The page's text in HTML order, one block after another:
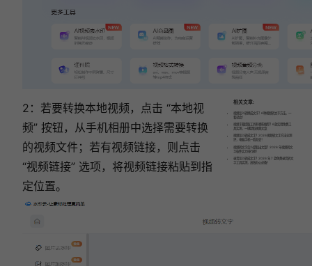
2：若要转换本地视频，点击 “本地视
频” 按钮，从手机相册中选择需要转换
的视频文件；若有视频链接，则点击
“视频链接” 选项，将视频链接粘贴到指
定位置。
搞
相关文章:
视频怎么转换成文字？6种视频转文字方法，一
看就会！
视频字幕提取工具有哪些推荐？6款实用免费工
具实测，一键提取视频文案
视频怎么转成文字？2026视频转文字方法全测
评，电脑手机一看就会！
视频转文字怎么提取出文案？2026 年视频转文
字软件实力排行榜！
录音怎么转成文字？2026 年 7 款免费录音转文
字工具实测，高效办公必备！